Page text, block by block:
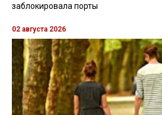
заблокировала порты
02 августа 2026